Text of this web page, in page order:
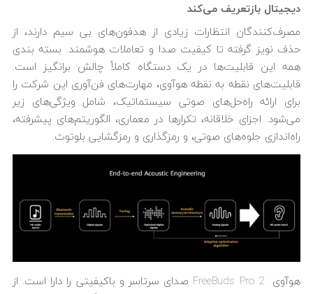
دیجیتال بازتعریف می‌کند
مصرف‌کنندگان انتظارات زیادی از هدفون‌های بی سیم دارند، از
حذف نویز گرفته تا کیفیت صدا و تعاملات هوشمند. بسته بندی
همه این قابلیت‌ها در یک دستگاه کاملاً چالش برانگیز است.
قابلیت‌های نقطه به نقطه هوآوی، مهارت‌های فن‌آوری این شرکت را
برای ارائه راه‌حل‌های صوتی سیستماتیک، شامل ویژگی‌های زیر
می‌شود: اجزای خلاقانه، تکرارها در معماری، الگوریتم‌های پیشرفته،
راه‌اندازی جلوه‌های صوتی، و رمزگذاری و رمزگشایی بلوتوث.
هوآوی FreeBuds Pro 2 صدای سرتاسر و باکیفیتی را دارا است. از